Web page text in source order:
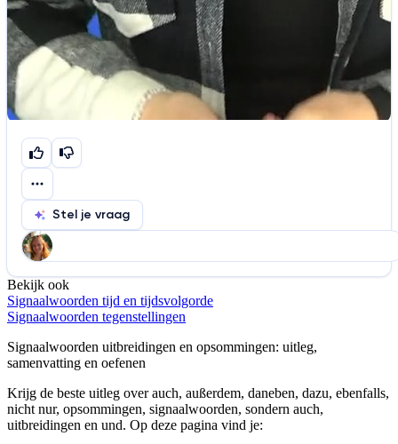
Stel je vraag
Help ons de video te verbeteren
De audio is slecht
De uitleg is onduidelijk
Informatie is onjuist
Er mist informatie
De docent is te langdradig
De uitleg gaat te langzaam
De uitleg gaat te snel
Afspelen werkte niet
Iets anders
Bekijk ook
Signaalwoorden tijd en tijdsvolgorde
Signaalwoorden tegenstellingen
Signaalwoorden uitbreidingen en opsommingen: uitleg,
samenvatting en oefenen
Krijg de beste uitleg over auch, außerdem, daneben, dazu, ebenfalls,
nicht nur, opsommingen, signaalwoorden, sondern auch,
uitbreidingen en und. Op deze pagina vind je: